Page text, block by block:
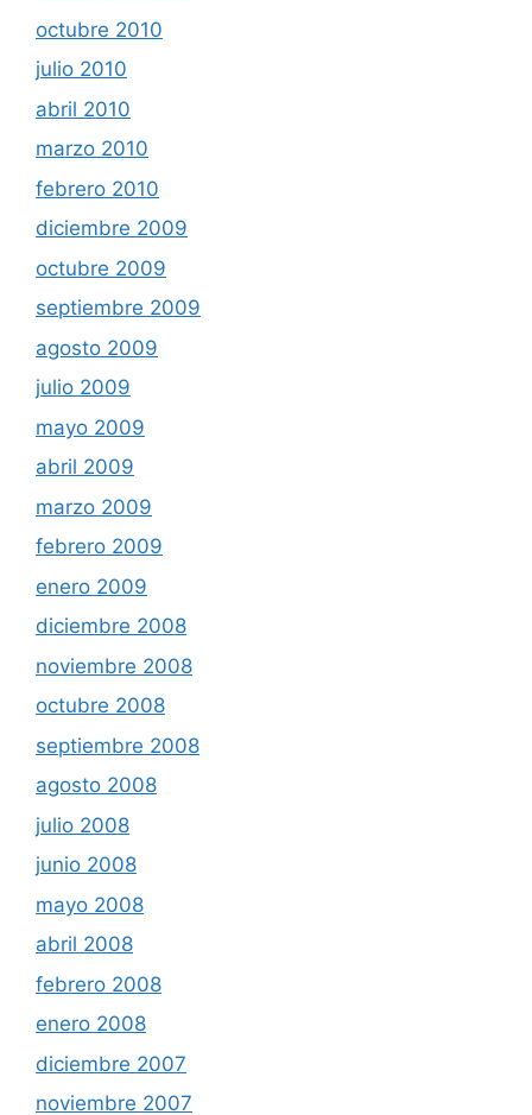
octubre 2010
julio 2010
abril 2010
marzo 2010
febrero 2010
diciembre 2009
octubre 2009
septiembre 2009
agosto 2009
julio 2009
mayo 2009
abril 2009
marzo 2009
febrero 2009
enero 2009
diciembre 2008
noviembre 2008
octubre 2008
septiembre 2008
agosto 2008
julio 2008
junio 2008
mayo 2008
abril 2008
febrero 2008
enero 2008
diciembre 2007
noviembre 2007